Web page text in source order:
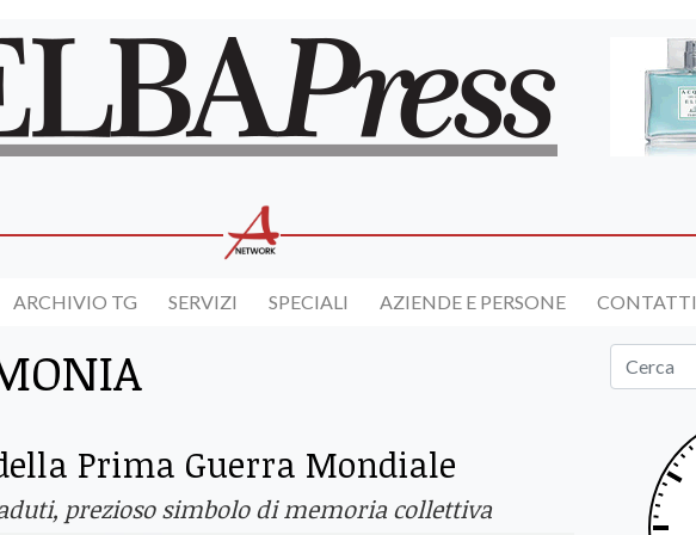
ARCHIVIO TG SERVIZI SPECIALI AZIENDE E PERSONE CONTATTI
Prima Guerra Mondiale
prezioso simbolo di memoria collettiva